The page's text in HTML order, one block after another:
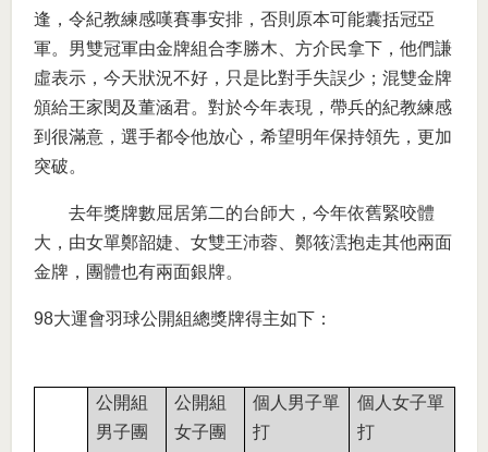
逢，令紀教練感嘆賽事安排，否則原本可能囊括冠亞
軍。男雙冠軍由金牌組合李勝木、方介民拿下，他們謙
虛表示，今天狀況不好，只是比對手失誤少；混雙金牌
頒給王家閔及董涵君。對於今年表現，帶兵的紀教練感
到很滿意，選手都令他放心，希望明年保持領先，更加
突破。
去年獎牌數屈居第二的台師大，今年依舊緊咬體
大，由女單鄭韶婕、女雙王沛蓉、鄭筱澐抱走其他兩面
金牌，團體也有兩面銀牌。
98大運會羽球公開組總獎牌得主如下：
公開組
男子團
公開組
女子團
個人男子單
打
個人女子單
打